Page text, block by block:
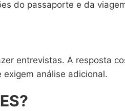
do passaporte e da
entrevistas. A resposta
análise adicional.